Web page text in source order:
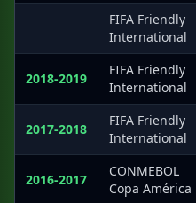
FIFA Friendly
International
2018-2019
FIFA Friendly
International
2017-2018
FIFA Friendly
International
2016-2017
CONMEBOL
Copa América